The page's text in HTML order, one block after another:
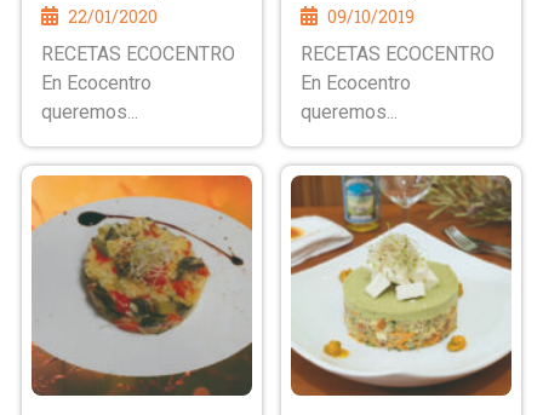
22/01/2020
RECETAS ECOCENTRO
En Ecocentro
queremos...
09/10/2019
RECETAS ECOCENTRO
En Ecocentro
queremos...